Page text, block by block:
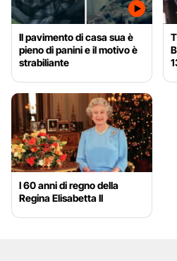
Il pavimento di casa sua è
pieno di panini e il motivo è
strabiliante
I 60 anni di regno della
Regina Elisabetta II